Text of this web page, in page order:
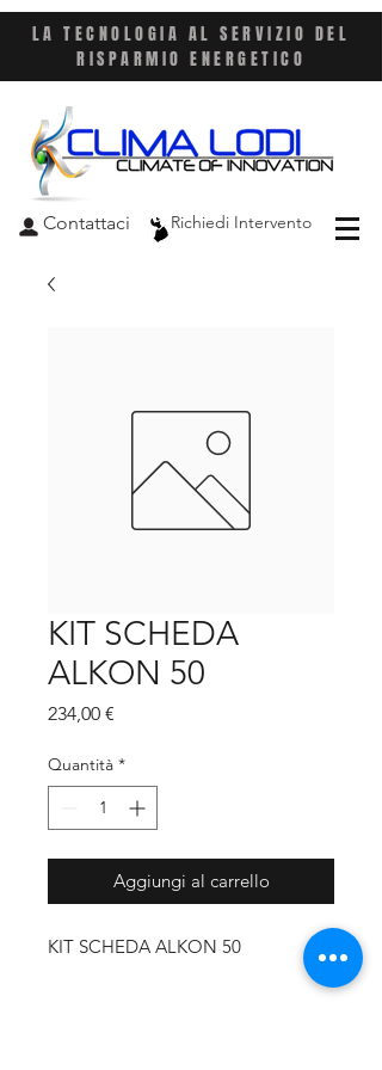
LA TECNOLOGIA AL SERVIZIO DEL
RISPARMIO ENERGETICO
Richiedi Intervento
Contattaci
KIT SCHEDA
ALKON 50
234,00 €
Quantità *
Aggiungi al carrello
KIT SCHEDA ALKON 50